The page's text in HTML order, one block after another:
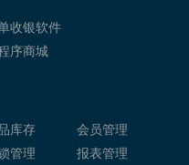
收银软件
序商城
库存
会员管理
管理 报表管理